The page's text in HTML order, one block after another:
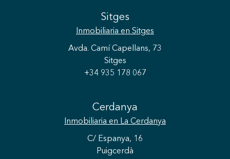
Sitges
Inmobiliaria en Sitges
Avda. Camí Capellans, 73
Sitges
+34 935 178 067
Cerdanya
Inmobiliaria en La Cerdanya
C/ Espanya, 16
Puigcerdà